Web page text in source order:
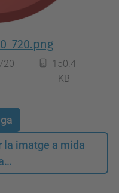
150.4
KB
la imatge a mida